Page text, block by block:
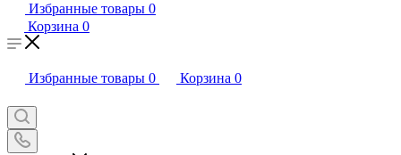
Избранные товары 0
Корзина 0
Избранные товары 0 Корзина 0